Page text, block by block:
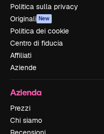
Politica sulla privacy
Originali New
Politica dei cookie
Centro di fiducia
Affiliati
Aziende
Azienda
Prezzi
Chi siamo